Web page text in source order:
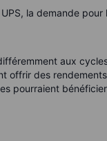
la demande
aux
offrir des
pourraient